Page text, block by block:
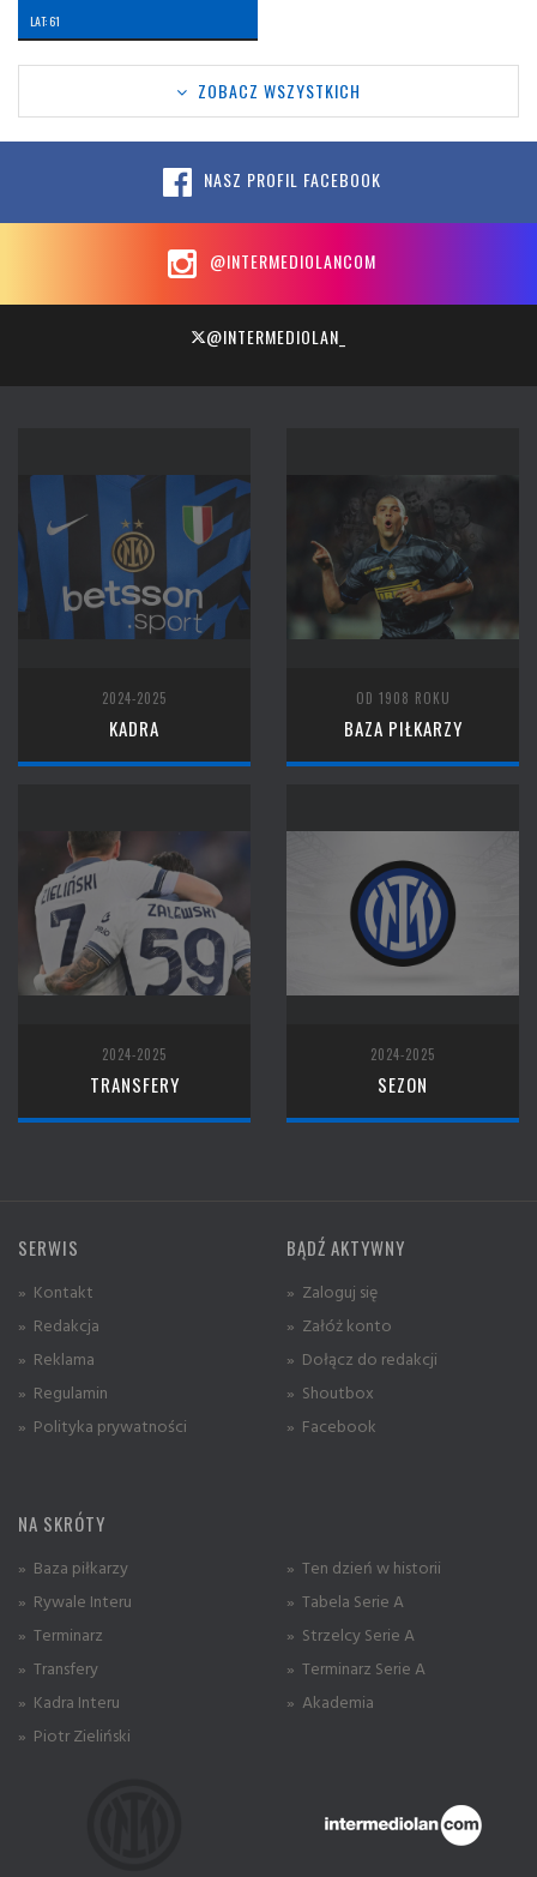
LAT: 61
ZOBACZ WSZYSTKICH
NASZ PROFIL FACEBOOK
@INTERMEDIOLANCOM
@INTERMEDIOLAN_
2024-2025
KADRA
OD 1908 ROKU
BAZA PIŁKARZY
2024-2025
TRANSFERY
2024-2025
SEZON
SERWIS
» Kontakt
» Redakcja
» Reklama
» Regulamin
» Polityka prywatności
BĄDŹ AKTYWNY
» Zaloguj się
» Załóż konto
» Dołącz do redakcji
» Shoutbox
» Facebook
NA SKRÓTY
» Baza piłkarzy
» Rywale Interu
» Terminarz
» Transfery
» Kadra Interu
» Piotr Zieliński
» Ten dzień w historii
» Tabela Serie A
» Strzelcy Serie A
» Terminarz Serie A
» Akademia